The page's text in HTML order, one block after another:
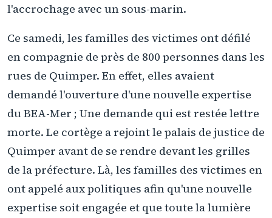
l'accrochage avec un sous-marin.
Ce samedi, les familles des victimes ont défilé
en compagnie de près de 800 personnes dans les
rues de Quimper. En effet, elles avaient
demandé l'ouverture d'une nouvelle expertise
du BEA-Mer ; Une demande qui est restée lettre
morte. Le cortège a rejoint le palais de justice de
Quimper avant de se rendre devant les grilles
de la préfecture. Là, les familles des victimes en
ont appelé aux politiques afin qu'une nouvelle
expertise soit engagée et que toute la lumière